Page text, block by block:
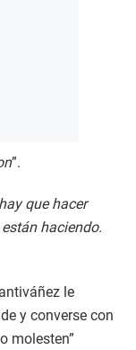
”.
que hacer
haciendo.
le
y converse con
molesten”